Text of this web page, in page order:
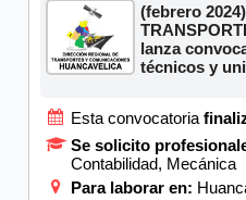
(febrero
lanza
técnicos y
Esta convocatoria
Se solicito
Contabilidad, Mecánica
Para laborar en: